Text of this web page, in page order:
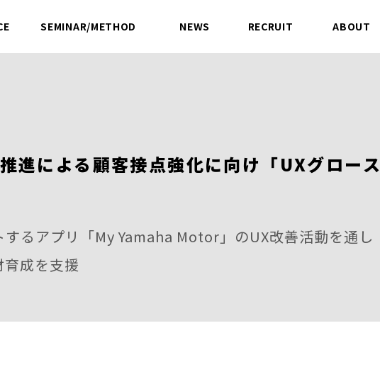
SEMINAR/METHOD NEWS RECRUIT ABOUT
進による顧客接点強化に向け「UXグロース
るアプリ「My Yamaha Motor」のUX改善活動を通し
育成を支援